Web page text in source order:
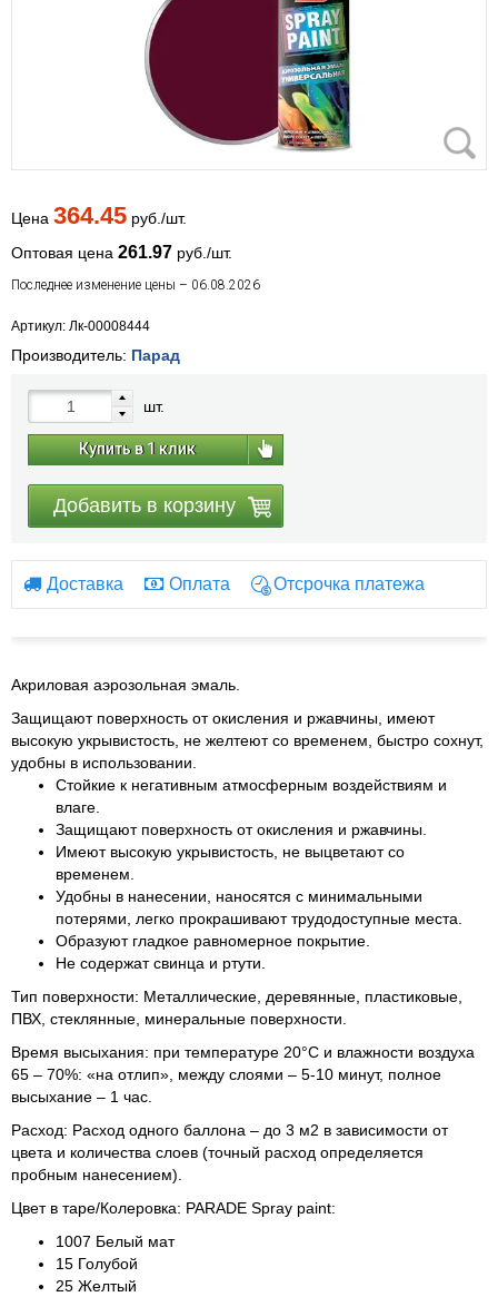
Цена 364.45 руб./шт.
Оптовая цена 261.97 руб./шт.
Последнее изменение цены – 06.08.2026
Артикул: Лк-00008444
Производитель: Парад
шт.
Купить в 1 клик
Добавить в корзину
Доставка Оплата Отсрочка платежа
Акриловая аэрозольная эмаль.
Защищают поверхность от окисления и ржавчины, имеют
высокую укрывистость, не желтеют со временем, быстро сохнут,
удобны в использовании.
Стойкие к негативным атмосферным воздействиям и
влаге.
Защищают поверхность от окисления и ржавчины.
Имеют высокую укрывистость, не выцветают со
временем.
Удобны в нанесении, наносятся с минимальными
потерями, легко прокрашивают трудодоступные места.
Образуют гладкое равномерное покрытие.
Не содержат свинца и ртути.
Тип поверхности: Металлические, деревянные, пластиковые,
ПВХ, стеклянные, минеральные поверхности.
Время высыхания: при температуре 20°С и влажности воздуха
65 – 70%: «на отлип», между слоями – 5-10 минут, полное
высыхание – 1 час.
Расход: Расход одного баллона – до 3 м2 в зависимости от
цвета и количества слоев (точный расход определяется
пробным нанесением).
Цвет в таре/Колеровка: PARADE Spray paint:
1007 Белый мат
15 Голубой
25 Желтый